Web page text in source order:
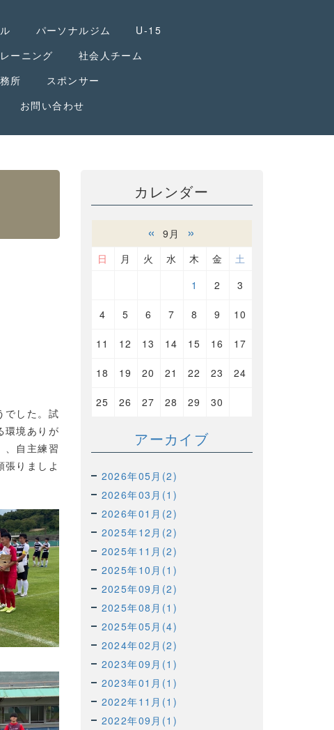
パーソナルジム
U-15
ーニング
社会人チーム
所
スポンサー
お問い合わせ
でした。試
環境ありが
、自主練習
りましよ
カレンダー
« 9月 »
日 月 火 水 木 金
土
1
2 3
4 5 6 7 8 9 10
11 12 13 14 15 16 17
18 19 20 21 22 23 24
25 26 27 28 29 30
アーカイブ
2026年05月(2)
2026年03月(1)
2026年01月(2)
2025年12月(2)
2025年11月(2)
2025年10月(1)
2025年09月(2)
2025年08月(1)
2025年05月(4)
2024年02月(2)
2023年09月(1)
2023年01月(1)
2022年11月(1)
2022年09月(1)